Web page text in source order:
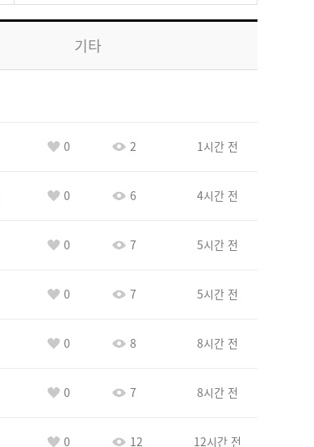
기타
0 2 1시간 전
0 6 4시간 전
0 7 5시간 전
0 7 5시간 전
0 8 8시간 전
0 7 8시간 전
0 12 12시간 전